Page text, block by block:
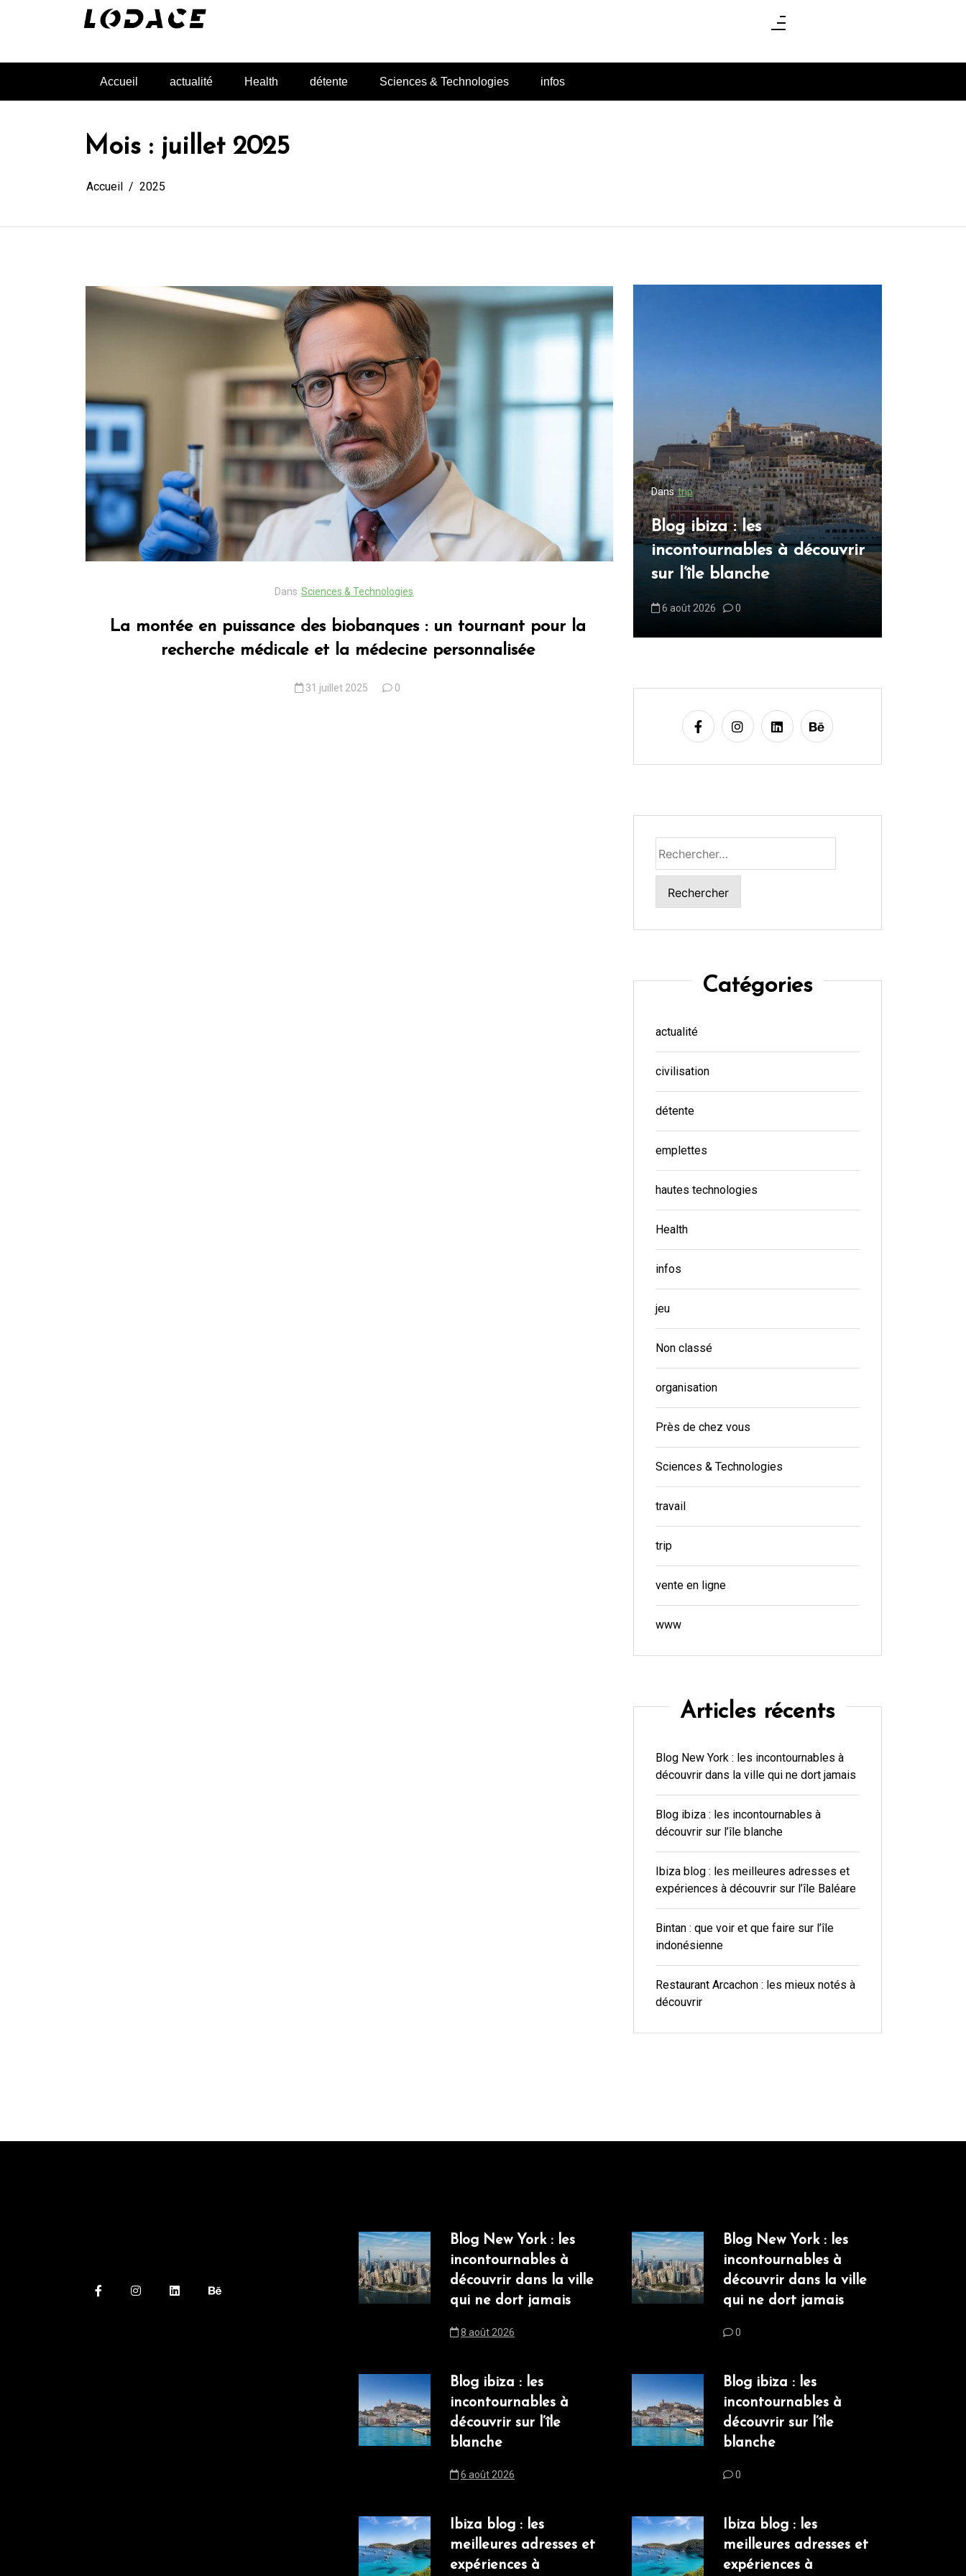
Accueil actualité Health détente Sciences & Technologies infos
Mois : juillet 2025
Accueil 2025
Dans Sciences & Technologies
La montée en puissance des biobanques : un tournant pour la
recherche médicale et la médecine personnalisée
31 juillet 2025 0
Dans trip
Blog ibiza : les
incontournables à découvrir
Dans trip
Blog New York : les
incontournables à découvrir
dans la ville qui ne dort
Dans trip
Blog ibiza : les
incontournables à découvrir
sur l’île blanche
6 août 2026 0
Catégories
actualité
civilisation
détente
emplettes
hautes technologies
Health
infos
jeu
Non classé
organisation
Près de chez vous
Sciences & Technologies
travail
trip
vente en ligne
www
Articles récents
Blog New York : les incontournables à
découvrir dans la ville qui ne dort jamais
Blog ibiza : les incontournables à
découvrir sur l’île blanche
Ibiza blog : les meilleures adresses et
expériences à découvrir sur l’île Baléare
Bintan : que voir et que faire sur l’île
indonésienne
Restaurant Arcachon : les mieux notés à
découvrir
Blog New York : les
incontournables à
découvrir dans la ville
qui ne dort jamais
8 août 2026
Blog ibiza : les
incontournables à
découvrir sur l’île
blanche
6 août 2026
Ibiza blog : les
meilleures adresses et
expériences à
Blog New York : les
incontournables à
découvrir dans la ville
qui ne dort jamais
0
Blog ibiza : les
incontournables à
découvrir sur l’île
blanche
0
Ibiza blog : les
meilleures adresses et
expériences à